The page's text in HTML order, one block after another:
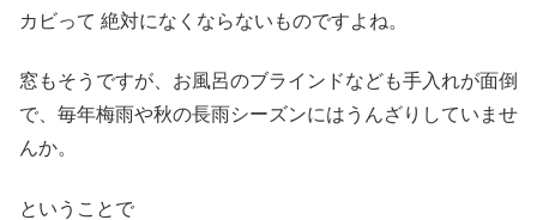
カビって 絶対になくならないものですよね。
窓もそうですが、お風呂のブラインドなども手入れが面倒
で、毎年梅雨や秋の長雨シーズンにはうんざりしていませ
んか。
ということで